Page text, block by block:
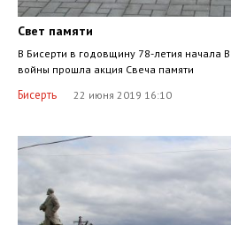
Свет памяти
В Бисерти в годовщину 78-летия начала
войны прошла акция Свеча памяти
Бисерть 22 июня 2019 16:10